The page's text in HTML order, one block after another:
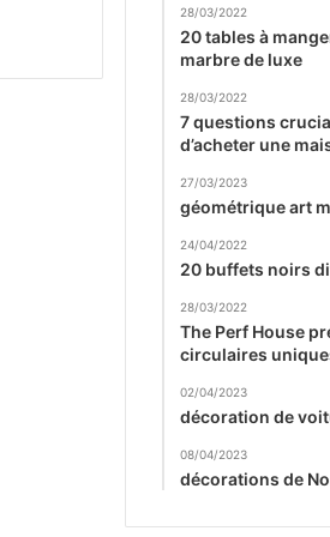
28/03/2022
20 tables à
marbre de luxe
28/03/2022
7 questions
d’acheter une
27/03/2023
géométrique art
24/04/2022
20 buffets noirs
28/03/2022
The Perf House
circulaires
02/04/2023
décoration de
08/04/2023
décorations de